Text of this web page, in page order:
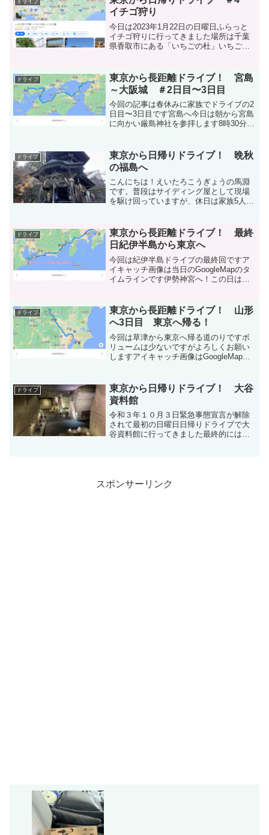
ドライブ
イチゴ狩り
今日は2023年1月22日の日曜日ふらっと
イチゴ狩りに行ってきました場所は千葉
県香取市にある「いちごの杜」いちごの
区を8時前に出発です今回は千葉県方面に
向かい...
ドライブ
東京から長距離ドライブ！ 宮島
～大阪城 ＃2日目〜3日目
今回の記事は春休みに家族でドライブの2
日目〜3日目です宮島へ今日は朝から宮島
に向かい厳島神社を参拝します8時30分に
くらいのところです宮島には車で移動で
きないので近く...
ドライブ
東京から日帰りドライブ！ 晩秋
の福島へ
こんにちは！えいたろこうぎょうの馬淵
です。普段はサイディング屋として現場
を駆け回っていますが、休日は家族5人で
の足音が聞こえてくる晩秋の一日 東京都
江戸川区の自...
ドライブ
東京から長距離ドライブ！ 最終
日紀伊半島から東京へ
今回は紀伊半島ドライブの最終回ですア
イキャッチ画像は当日のGoogleMapのタ
イムラインです伊勢神宮へ！この日は４
内宮に一番近い駐車場は平日でも早い時
間に満車になると...
ドライブ
東京から長距離ドライブ！ 山形
へ3日目 東京へ帰る！
今回は草津から東京へ帰る道のりですボ
リュームは少ないですがよろしくお願い
しますアイキャッチ画像はGoogleMapの
して近くの道の駅「草津運動茶屋公園」
へまっすぐ東京...
ドライブ
東京から日帰りドライブ！ 大谷
資料館
令和３年１０月３日緊急事態宣言が解除
されて最初の日曜日日帰りドライブで大
谷資料館に行ってきました最終的には猪
スポンサーリンク